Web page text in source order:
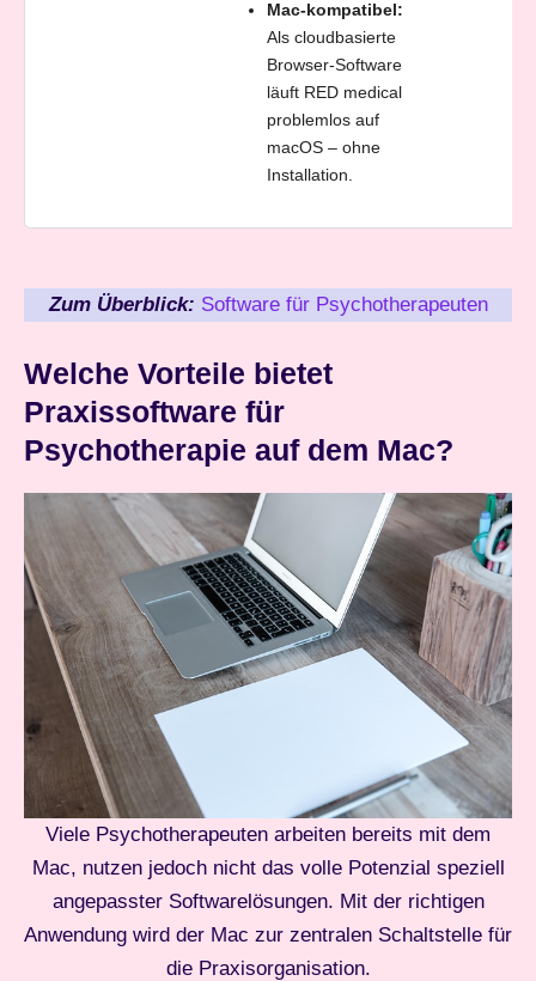
Mac-kompatibel:
Als cloudbasierte
Browser-Software
läuft RED medical
problemlos auf
macOS – ohne
Installation.
Zum Überblick: Software für Psychotherapeuten
Welche Vorteile bietet
Praxissoftware für
Psychotherapie auf dem Mac?
Viele Psychotherapeuten arbeiten bereits mit dem
Mac, nutzen jedoch nicht das volle Potenzial speziell
angepasster Softwarelösungen. Mit der richtigen
Anwendung wird der Mac zur zentralen Schaltstelle für
die Praxisorganisation.